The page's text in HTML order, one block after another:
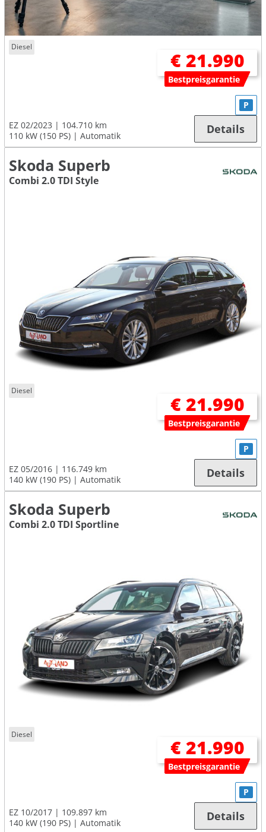
Diesel
€ 21.990
Bestpreisgarantie
EZ 02/2023
104.710 km
110 kW (150 PS)
Automatik
P
Details
Skoda Superb
Combi 2.0 TDI Style
Diesel
€ 21.990
Bestpreisgarantie
EZ 05/2016
116.749 km
140 kW (190 PS)
Automatik
P
Details
Skoda Superb
Combi 2.0 TDI Sportline
Diesel
€ 21.990
Bestpreisgarantie
EZ 10/2017
109.897 km
140 kW (190 PS)
Automatik
P
Details